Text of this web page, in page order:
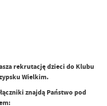
rekrutację dzieci do Klubu
Wielkim.
znajdą Państwo pod